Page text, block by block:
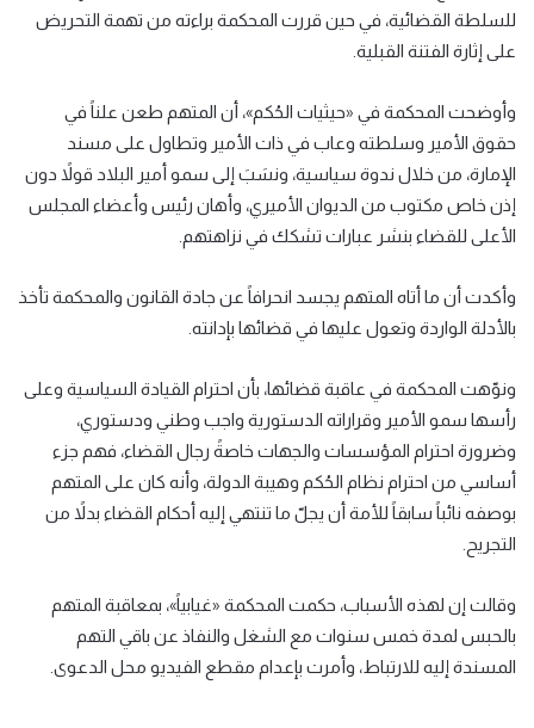
للسلطة القضائية، في حين قررت المحكمة براءته من تهمة التحريض
على إثارة الفتنة القبلية.
وأوضحت المحكمة في «حيثيات الحُكم»، أن المتهم طعن علناً في
حقوق الأمير وسلطته وعاب في ذات الأمير وتطاول على مسند
الإمارة، من خلال ندوة سياسية، ونسَبَ إلى سمو أمير البلاد قولاً دون
إذن خاص مكتوب من الديوان الأميري، وأهان رئيس وأعضاء المجلس
الأعلى للقضاء بنشر عبارات تشكك في نزاهتهم.
وأكدت أن ما أتاه المتهم يجسد انحرافاً عن جادة القانون والمحكمة تأخذ
بالأدلة الواردة وتعول عليها في قضائها بإدانته.
ونوّهت المحكمة في عاقبة قضائها، بأن احترام القيادة السياسية وعلى
رأسها سمو الأمير وقراراته الدستورية واجب وطني ودستوري،
وضرورة احترام المؤسسات والجهات خاصةً رجال القضاء، فهم جزء
أساسي من احترام نظام الحُكم وهيبة الدولة، وأنه كان على المتهم
بوصفه نائباً سابقاً للأمة أن يجلّ ما تنتهي إليه أحكام القضاء بدلاً من
التجريح.
وقالت إن لهذه الأسباب، حكمت المحكمة «غيابياً»، بمعاقبة المتهم
بالحبس لمدة خمس سنوات مع الشغل والنفاذ عن باقي التهم
المسندة إليه للارتباط، وأمرت بإعدام مقطع الفيديو محل الدعوى.